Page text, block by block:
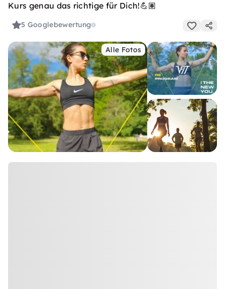
Kurs genau das richtige für Dich!💪🏽
5 Googlebewertung
Alle Fotos